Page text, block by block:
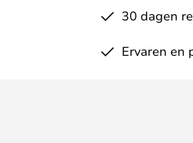
30 dagen
Ervaren en